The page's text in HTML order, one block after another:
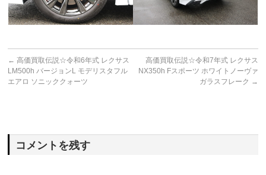
← 高価買取伝説☆令和6年式 レクサス
LM500h バージョンL モデリスタフル
エアロ ソニッククォーツ
高価買取伝説☆令和7年式 レクサス
NX350h Fスポーツ ホワイトノーヴァ
ガラスフレーク →
コメントを残す